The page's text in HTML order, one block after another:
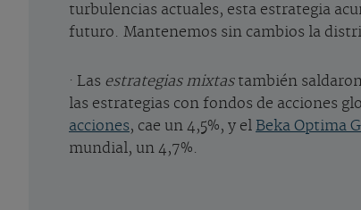
turbulencias actuales, esta estrategia
futuro. Mantenemos sin cambios la
· Las estrategias mixtastambién
las estrategias con fondos de acciones
acciones, cae un 4,5%, y el Beka Optima
mundial, un 4,7%.